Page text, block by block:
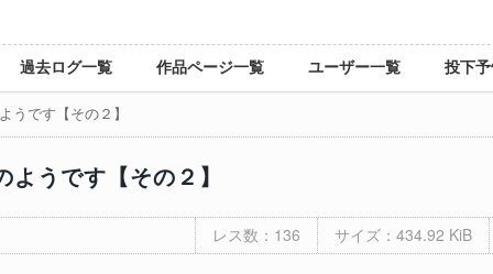
過去ログ一覧 作品ページ一覧 ユーザー一覧 投下
うです【その２】
ようです【その２】
レス数：136 サイズ：434.92 KiB